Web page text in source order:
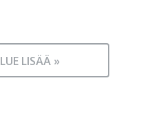
LUE LISÄÄ »